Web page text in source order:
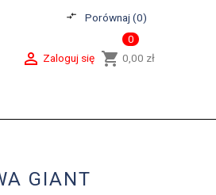
compare_arrows Porównaj (0)
shopping_cart
0
0,00 zł
 Zaloguj się
GIANT